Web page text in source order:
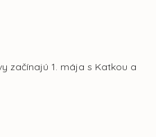
začínajú 1. mája s Katkou a